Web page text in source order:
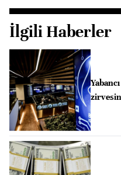
İlgili Haberler